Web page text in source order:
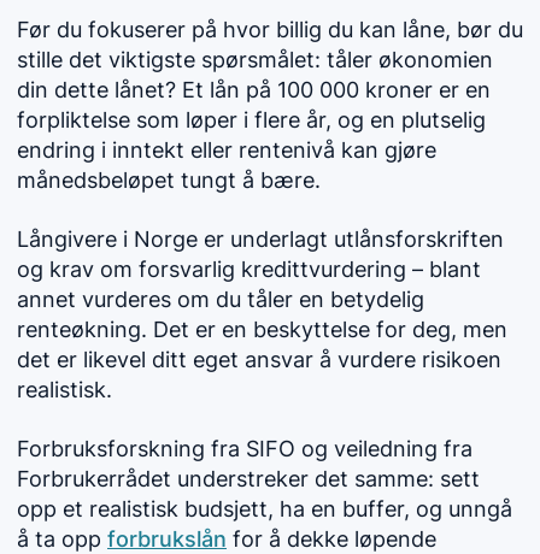
Før du fokuserer på hvor billig du kan låne, bør du
stille det viktigste spørsmålet: tåler økonomien
din dette lånet? Et lån på 100 000 kroner er en
forpliktelse som løper i flere år, og en plutselig
endring i inntekt eller rentenivå kan gjøre
månedsbeløpet tungt å bære.
Långivere i Norge er underlagt utlånsforskriften
og krav om forsvarlig kredittvurdering – blant
annet vurderes om du tåler en betydelig
renteøkning. Det er en beskyttelse for deg, men
det er likevel ditt eget ansvar å vurdere risikoen
realistisk.
Forbruksforskning fra SIFO og veiledning fra
Forbrukerrådet understreker det samme: sett
opp et realistisk budsjett, ha en buffer, og unngå
å ta opp forbrukslån for å dekke løpende